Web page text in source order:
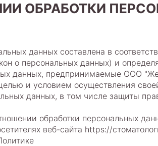
ОБРАБОТКИ
данных составлена в
о персональных данных) и
данных, предпринимаемые ООО
и условием осуществления
данных, в том числе защиты
обработки персональных
веб-сайта https://